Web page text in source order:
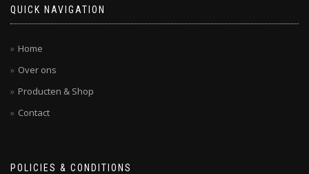
QUICK NAVIGATION
Home
Over ons
Producten & Shop
Contact
POLICIES & CONDITIONS